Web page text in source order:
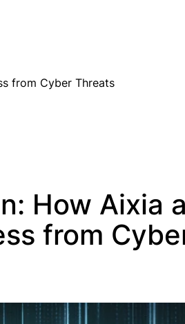
from Cyber Threats
How Aixia
from